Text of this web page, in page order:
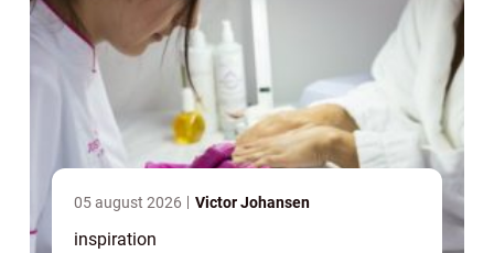
05 august 2026 Victor Johansen
inspiration